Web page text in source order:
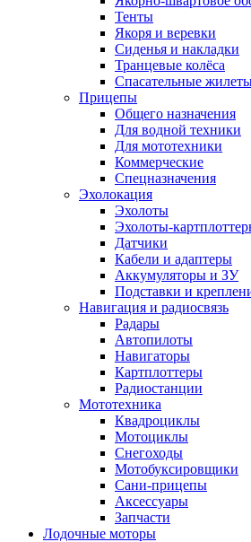
Тенты
Якоря и веревки
Сиденья и накладки
Транцевые колёса
Спасательные
Прицепы
Общего назначения
Для водной техники
Для мототехники
Коммерческие
Спецназначения
Эхолокация
Эхолоты
Эхолоты-
Датчики
Кабели и адаптеры
Аккумуляторы и ЗУ
Подставки и
Навигация и радиосвязь
Радары
Автопилоты
Навигаторы
Картплоттеры
Радиостанции
Мототехника
Квадроциклы
Мотоциклы
Снегоходы
Мотобуксировщики
Сани-прицепы
Аксессуары
Запчасти
Лодочные моторы